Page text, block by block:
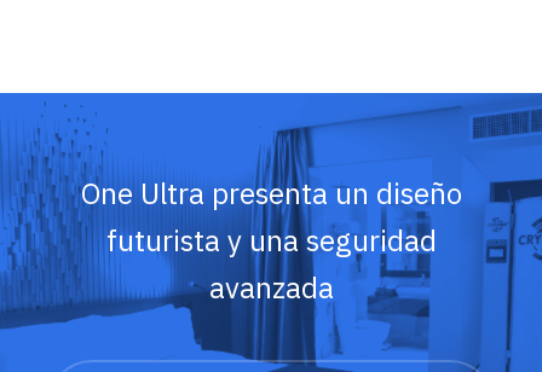
One Ultra presenta un diseño
futurista y una seguridad
avanzada